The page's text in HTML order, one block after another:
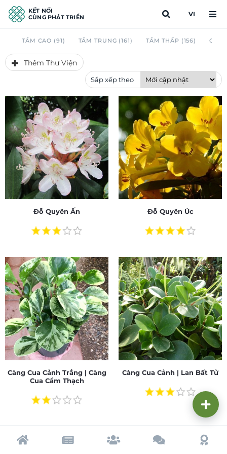
KẾT NỐI
CÙNG PHÁT TRIỂN
VI
TẦM CAO (91) TẦM TRUNG (161) TẦM THẤP (156) CAU
Thêm Thư Viện
Sắp xếp theo
Đỗ Quyên Ấn Đỗ Quyên Úc
Càng Cua Cảnh Trắng | Càng
Cua Cẩm Thạch
Càng Cua Cảnh | Lan Bất Tử
Trang chủ Tạp chí Cộng đồng Cố vấn Dấu